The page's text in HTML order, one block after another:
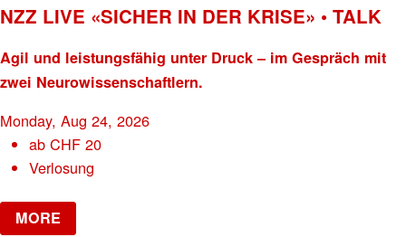
NZZ LIVE «SICHER IN DER KRISE» • TALK
Agil und leistungsfähig unter Druck – im Gespräch mit
zwei Neurowissenschaftlern.
Monday, Aug 24, 2026
abCHF 20
Verlosung
MORE